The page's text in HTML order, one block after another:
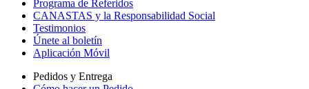
Programa de Referidos
CANASTAS y la Responsabilidad Social
Testimonios
Únete al boletín
Aplicación Móvil
Pedidos y Entrega